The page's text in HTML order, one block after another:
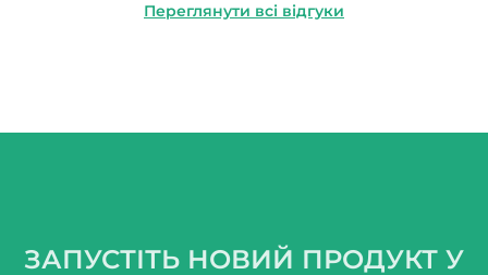
Переглянути всі відгуки
ЗАПУСТІТЬ НОВИЙ ПРОДУКТ У